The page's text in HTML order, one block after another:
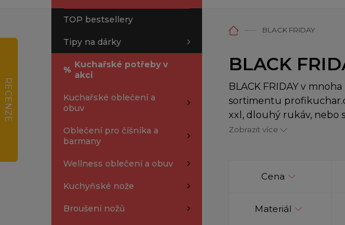
TOP bestsellery
Tipy na dárky
% Kuchařské potřeby v
akci
Kuchařské oblečení a
obuv
Oblečení pro číšníka a
barmany
Wellness oblečení a obuv
Kuchyňské nože
Broušení nožů
BLACK FRIDAY
BLACK
BLACK FRIDAY v
sortimentu
xxl, dlouhý rukáv, nebo
Zobrazit více
Cena
Materiál
RECENZE